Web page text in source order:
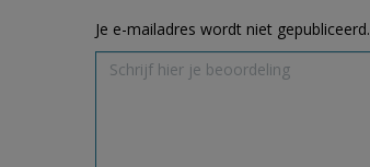
Je e-mailadres wordt niet gepubliceerd.